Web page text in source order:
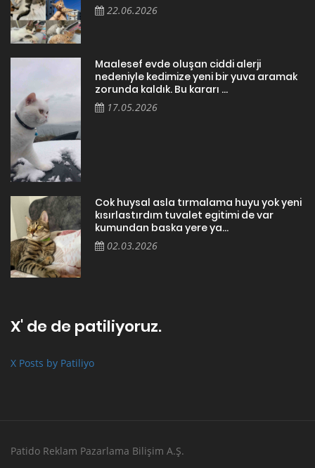
22.06.2026
Maalesef evde oluşan ciddi alerji
nedeniyle kedimize yeni bir yuva aramak
zorunda kaldık. Bu kararı ...
17.05.2026
Cok huysal asla tırmalama huyu yok yeni
kısırlastırdım tuvalet egitimi de var
kumundan baska yere ya...
02.03.2026
X' de de patiliyoruz.
X Posts by Patiliyo
Patido Reklam Pazarlama Bilişim A.Ş.